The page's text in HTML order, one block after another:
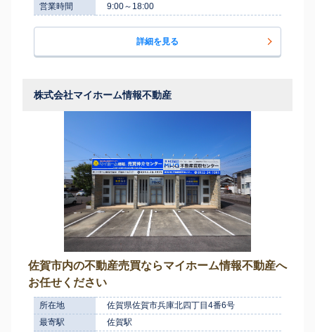
営業時間
9:00～18:00
詳細を見る
株式会社マイホーム情報不動産
佐賀市内の不動産売買ならマイホーム情報不動産へ
お任せください
所在地
佐賀県佐賀市兵庫北四丁目4番6号
最寄駅
佐賀駅